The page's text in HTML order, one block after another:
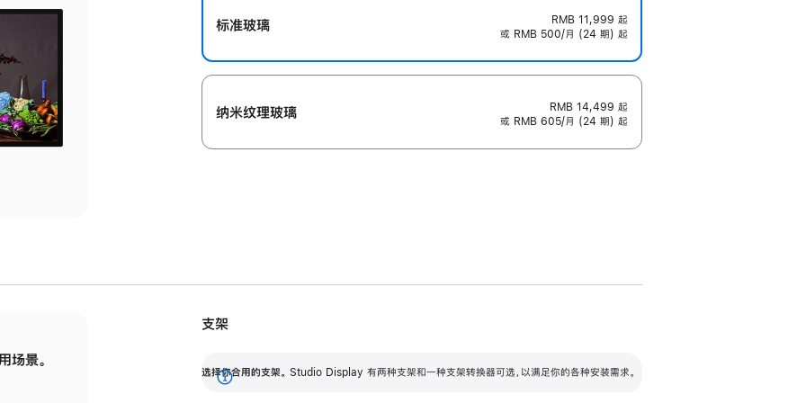
标准玻璃 RMB 11,999 起
或 RMB 500/月 (24 期) 起
纳米纹理玻璃 RMB 14,499 起
或 RMB 605/月 (24 期) 起
场景。
调节范围。
毫米的高度调节范围。
支架
选择你合用的支架。 Studio Display 有两种支架和一种支架转换器可选，以满足你的各种安装需求。
展